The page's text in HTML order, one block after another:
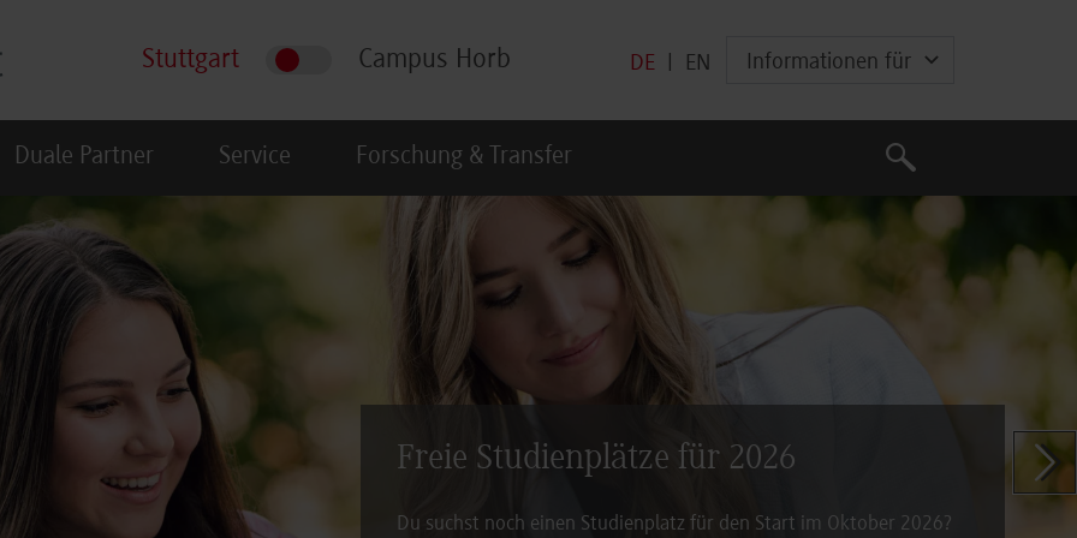
Stuttgart Campus Horb DE EN Informationen für
Duale Partner Service Forschung & Transfer
Suche
Suche
Freie Studienplätze für 2026
Du suchst noch einen Studienplatz für den Start im Oktober 2026?
Zeige